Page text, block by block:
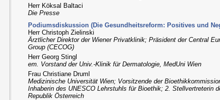
Herr Köksal Baltaci
Die Presse
Podiumsdiskussion (Die Gesundheitsreform: Positives und
Herr Christoph Zielinski
Ärztlicher Direktor der Wiener Privatklinik; Präsident der Central
Group (CECOG)
Herr Georg Stingl
em. Vorstand der Univ.-Klinik für Dermatologie, MedUni Wien
Frau Christiane Druml
Medizinische Universität Wien; Vorsitzende der
Inhaberin des UNESCO Lehrstuhls für Bioethik; 2. Stellvertreterin
Republik Österreich